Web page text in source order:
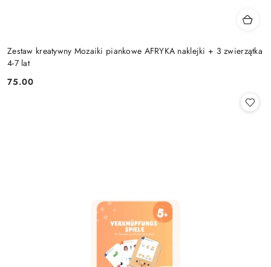
Zestaw kreatywny Mozaiki piankowe AFRYKA naklejki + 3 zwierzątka
4-7 lat
Cena:
75.00